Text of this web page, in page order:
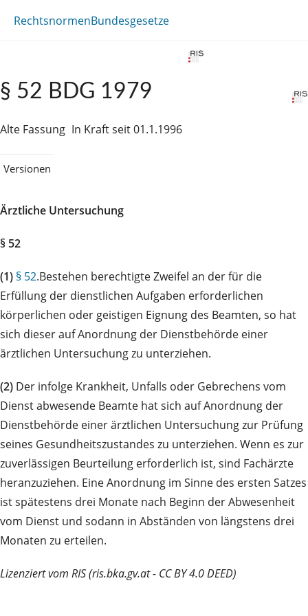
RechtsnormenBundesgesetze
§ 52 BDG 1979
Alte Fassung In Kraft seit 01.1.1996
Versionen
Ärztliche Untersuchung
§ 52
(1) § 52.Bestehen berechtigte Zweifel an der für die
Erfüllung der dienstlichen Aufgaben erforderlichen
körperlichen oder geistigen Eignung des Beamten, so hat
sich dieser auf Anordnung der Dienstbehörde einer
ärztlichen Untersuchung zu unterziehen.
(2) Der infolge Krankheit, Unfalls oder Gebrechens vom
Dienst abwesende Beamte hat sich auf Anordnung der
Dienstbehörde einer ärztlichen Untersuchung zur Prüfung
seines Gesundheitszustandes zu unterziehen. Wenn es zur
zuverlässigen Beurteilung erforderlich ist, sind Fachärzte
heranzuziehen. Eine Anordnung im Sinne des ersten Satzes
ist spätestens drei Monate nach Beginn der Abwesenheit
vom Dienst und sodann in Abständen von längstens drei
Monaten zu erteilen.
Lizenziert vom RIS (ris.bka.gv.at - CC BY 4.0 DEED)